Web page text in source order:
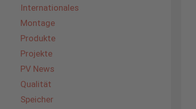
Internationales
Montage
Produkte
Projekte
PV News
Qualität
Speicher